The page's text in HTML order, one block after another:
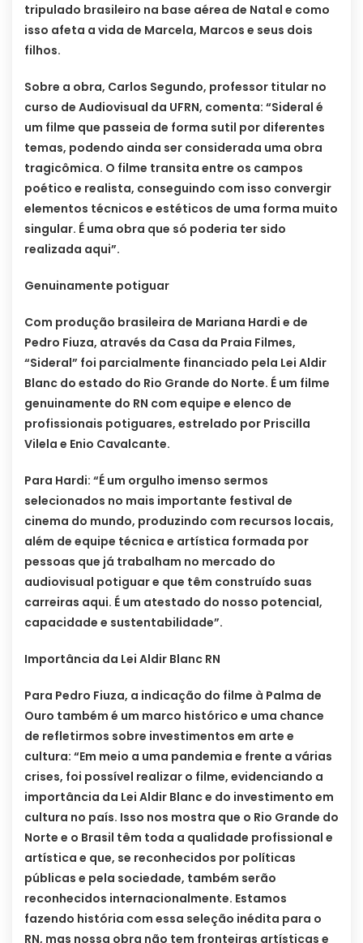
tripulado brasileiro na base aérea de Natal e como
isso afeta a vida de Marcela, Marcos e seus dois
filhos.
Sobre a obra, Carlos Segundo, professor titular no
curso de Audiovisual da UFRN, comenta: “Sideral é
um filme que passeia de forma sutil por diferentes
temas, podendo ainda ser considerada uma obra
tragicômica. O filme transita entre os campos
poético e realista, conseguindo com isso convergir
elementos técnicos e estéticos de uma forma muito
singular. É uma obra que só poderia ter sido
realizada aqui”.
Genuinamente potiguar
Com produção brasileira de Mariana Hardi e de
Pedro Fiuza, através da Casa da Praia Filmes,
“Sideral” foi parcialmente financiado pela Lei Aldir
Blanc do estado do Rio Grande do Norte. É um filme
genuinamente do RN com equipe e elenco de
profissionais potiguares, estrelado por Priscilla
Vilela e Enio Cavalcante.
Para Hardi: “É um orgulho imenso sermos
selecionados no mais importante festival de
cinema do mundo, produzindo com recursos locais,
além de equipe técnica e artística formada por
pessoas que já trabalham no mercado do
audiovisual potiguar e que têm construído suas
carreiras aqui. É um atestado do nosso potencial,
capacidade e sustentabilidade”.
Importância da Lei Aldir Blanc RN
Para Pedro Fiuza, a indicação do filme à Palma de
Ouro também é um marco histórico e uma chance
de refletirmos sobre investimentos em arte e
cultura: “Em meio a uma pandemia e frente a várias
crises, foi possível realizar o filme, evidenciando a
importância da Lei Aldir Blanc e do investimento em
cultura no país. Isso nos mostra que o Rio Grande do
Norte e o Brasil têm toda a qualidade profissional e
artística e que, se reconhecidos por políticas
públicas e pela sociedade, também serão
reconhecidos internacionalmente. Estamos
fazendo história com essa seleção inédita para o
RN, mas nossa obra não tem fronteiras artísticas e